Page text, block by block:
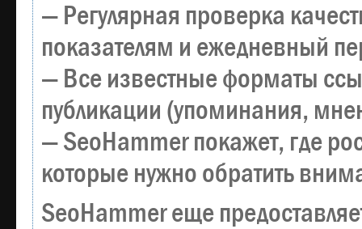
— Регулярная проверка
показателям и ежедневный
— Все известные форматы
публикации (упоминания,
— SeoHammer покажет, где
которые нужно обратить
SeoHammer еще